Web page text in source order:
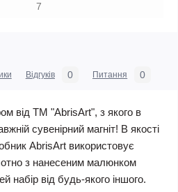
7
Відгуків 0 Питання 0
від ТМ "AbrisArt", з якого в
сувенірний магніт! В якості
AbrisArt використовує
з нанесеним малюнком
набір від будь-якого іншого.